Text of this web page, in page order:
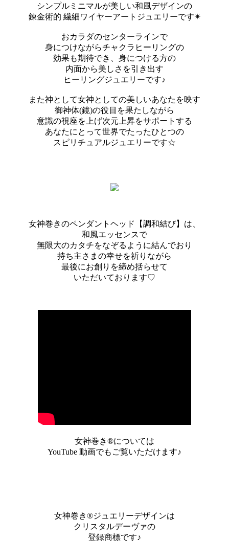
シンプルミニマルが美しい和風デザインの
錬金術的 繊細ワイヤーアートジュエリーです✴︎
おカラダのセンターラインで
身につけながらチャクラヒーリングの
効果も期待でき、身につける方の
内面から美しさを引き出す
ヒーリングジュエリーです♪
また神として女神としての美しいあなたを映す
御神体(鏡)の役目を果たしながら
意識の視座を上げ次元上昇をサポートする
あなたにとって世界でたったひとつの
スピリチュアルジュエリーです☆
女神巻きのペンダントヘッド【調和結び】は、
和風エッセンスで
無限大のカタチをなぞるように結んでおり
持ち主さまの幸せを祈りながら
最後にお創りを締め括らせて
いただいております♡
女神巻き®については
YouTube 動画でもご覧いただけます♪
女神巻き®ジュエリーデザインは
クリスタルデーヴァの
登録商標です♪